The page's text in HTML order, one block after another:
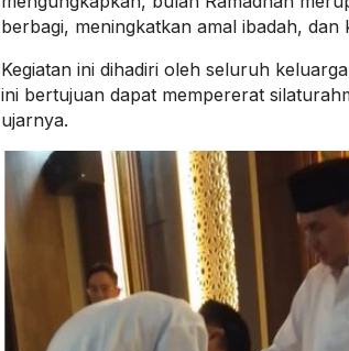
berbagi, meningkatkan amal ibadah,
Kegiatan ini dihadiri oleh seluruh
ini bertujuan dapat mempererat
ujarnya.